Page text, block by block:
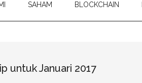
SAHAM BLOCKCHAIN
untuk Januari 2017